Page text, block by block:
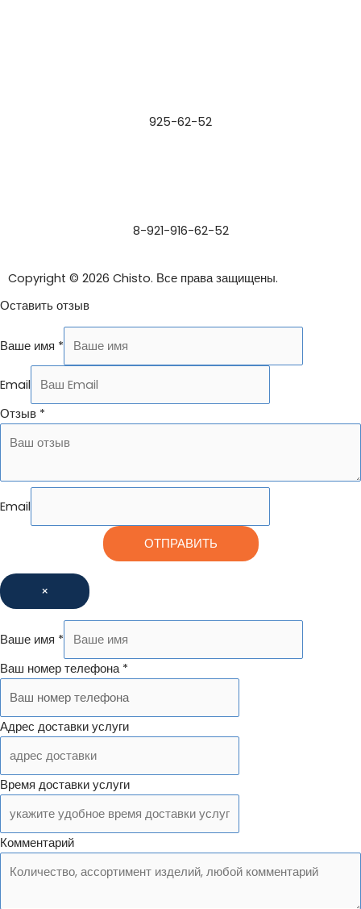
925-62-52
8-921-916-62-52
Copyright © 2026 Chisto. Все права защищены.
Оставить отзыв
Ваше имя *
Email
Отзыв *
Email
ОТПРАВИТЬ
×
Ваше имя *
Ваш номер телефона *
Адрес доставки услуги
Время доставки услуги
Комментарий